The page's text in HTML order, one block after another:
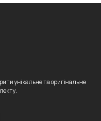
унікальне та оригінальне